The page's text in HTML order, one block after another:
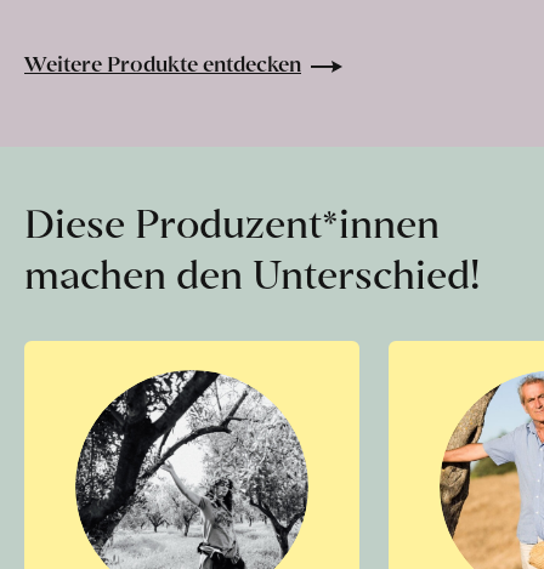
Weitere Produkte entdecken
Diese Produzent*innen
machen den Unterschied!